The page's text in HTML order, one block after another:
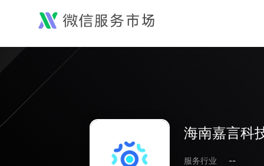
海南嘉言科
服务行业
--